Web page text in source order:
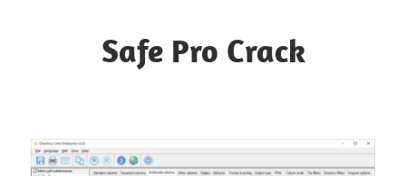
Safe Pro Crack